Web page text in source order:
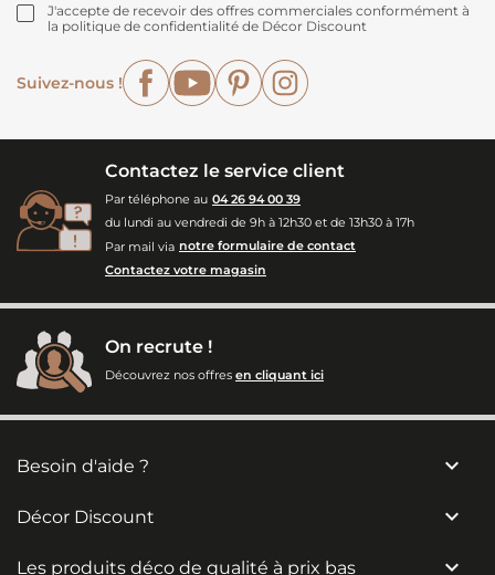
J'accepte de recevoir des offres commerciales conformément à
la politique de confidentialité de Décor Discount
Suivez-nous !
FacebookYouTubePinterest
Contactez le service client
Par téléphone au 04 26 94 00 39
du lundi au vendredi de 9h à 12h30 et de 13h30 à 17h
Par mail via notre formulaire de contact
Contactez votre magasin
On recrute !
Découvrez nos offres en cliquant ici
Besoin d'aide ? 
Décor Discount 
Les produits déco de qualité à prix bas 